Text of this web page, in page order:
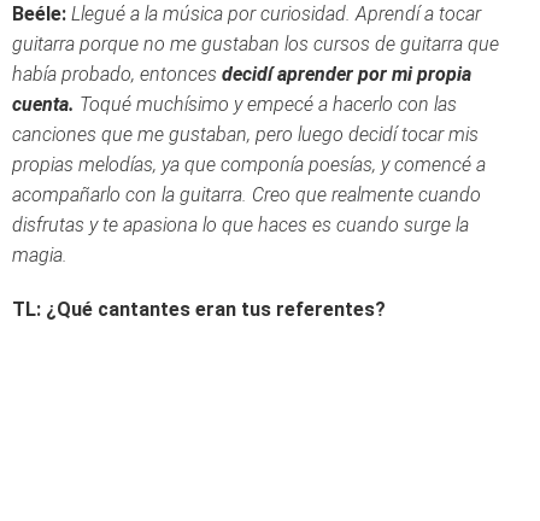
Beéle: Llegué a la música por curiosidad. Aprendí a tocar
guitarra porque no me gustaban los cursos de guitarra que
había probado, entonces decidí aprender por mi propia
cuenta. Toqué muchísimo y empecé a hacerlo con las
canciones que me gustaban, pero luego decidí tocar mis
propias melodías, ya que componía poesías, y comencé a
acompañarlo con la guitarra. Creo que realmente cuando
disfrutas y te apasiona lo que haces es cuando surge la
magia.
TL: ¿Qué cantantes eran tus referentes?